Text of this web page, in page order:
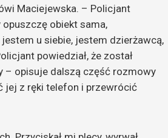
Maciejewska. – Policjant
opuszczę obiekt sama,
u siebie, jestem dzierżawcą,
powiedział, że został
– opisuje dalszą część rozmowy
jej z ręki telefon i przewrócić